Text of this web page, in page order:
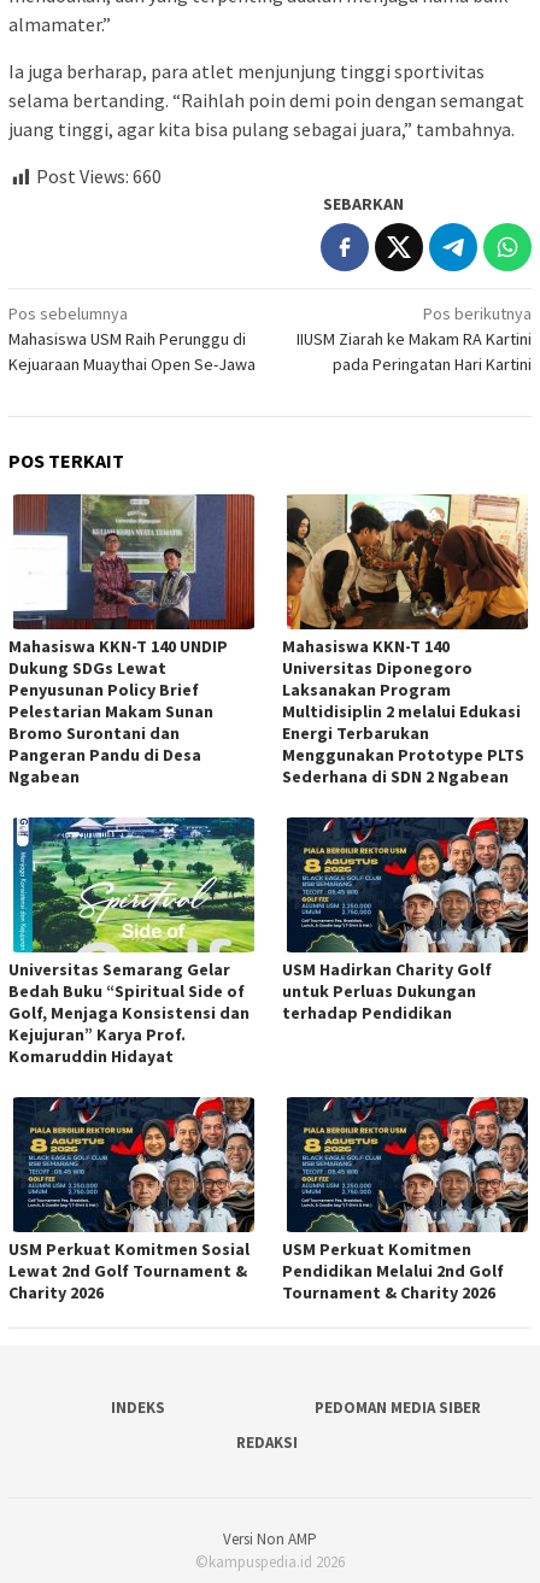
almamater.”
Ia juga berharap, para atlet menjunjung tinggi sportivitas
selama bertanding. “Raihlah poin demi poin dengan semangat
juang tinggi, agar kita bisa pulang sebagai juara,” tambahnya.
Post Views: 660
SEBARKAN
Navigasi
pos
Pos sebelumnya
Mahasiswa USM Raih Perunggu di
Kejuaraan Muaythai Open Se-Jawa
Pos berikutnya
IIUSM Ziarah ke Makam RA Kartini
pada Peringatan Hari Kartini
POS TERKAIT
Mahasiswa KKN-T 140 UNDIP
Dukung SDGs Lewat
Penyusunan Policy Brief
Pelestarian Makam Sunan
Bromo Surontani dan
Pangeran Pandu di Desa
Ngabean
Mahasiswa KKN-T 140
Universitas Diponegoro
Laksanakan Program
Multidisiplin 2 melalui Edukasi
Energi Terbarukan
Menggunakan Prototype PLTS
Sederhana di SDN 2 Ngabean
Universitas Semarang Gelar
Bedah Buku “Spiritual Side of
Golf, Menjaga Konsistensi dan
Kejujuran” Karya Prof.
Komaruddin Hidayat
USM Hadirkan Charity Golf
untuk Perluas Dukungan
terhadap Pendidikan
USM Perkuat Komitmen Sosial
Lewat 2nd Golf Tournament &
Charity 2026
USM Perkuat Komitmen
Pendidikan Melalui 2nd Golf
Tournament & Charity 2026
INDEKS
PEDOMAN MEDIA SIBER
REDAKSI
Versi Non AMP
©kampuspedia.id 2026